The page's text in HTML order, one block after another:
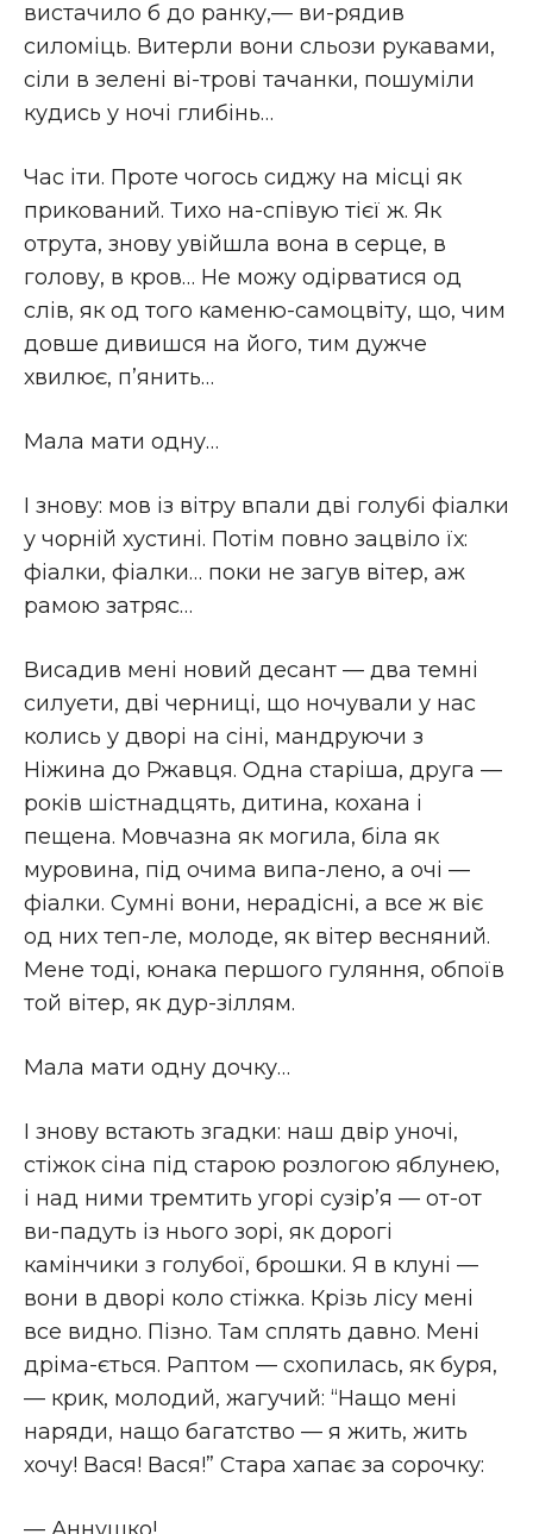
вистачило б до ранку,— ви-рядив
силоміць. Витерли вони сльози рукавами,
сіли в зелені ві-трові тачанки, пошуміли
кудись у ночі глибінь…
Час іти. Проте чогось сиджу на місці як
прикований. Тихо на-співую тієї ж. Як
отрута, знову увійшла вона в серце, в
голову, в кров… Не можу одірватися од
слів, як од того каменю-самоцвіту, що, чим
довше дивишся на його, тим дужче
хвилює, п’янить…
Мала мати одну…
І знову: мов із вітру впали дві голубі фіалки
у чорній хустині. Потім повно зацвіло їх:
фіалки, фіалки… поки не загув вітер, аж
рамою затряс…
Висадив мені новий десант — два темні
силуети, дві черниці, що ночували у нас
колись у дворі на сіні, мандруючи з
Ніжина до Ржавця. Одна старіша, друга —
років шістнадцять, дитина, кохана і
пещена. Мовчазна як могила, біла як
муровина, під очима випа-лено, а очі —
фіалки. Сумні вони, нерадісні, а все ж віє
од них теп-ле, молоде, як вітер весняний.
Мене тоді, юнака першого гуляння, обпоїв
той вітер, як дур-зіллям.
Мала мати одну дочку…
І знову встають згадки: наш двір уночі,
стіжок сіна під старою розлогою яблунею,
і над ними тремтить угорі сузір’я — от-от
ви-падуть із нього зорі, як дорогі
камінчики з голубої, брошки. Я в клуні —
вони в дворі коло стіжка. Крізь лісу мені
все видно. Пізно. Там сплять давно. Мені
дріма-ється. Раптом — схопилась, як буря,
— крик, молодий, жагучий: “Нащо мені
наряди, нащо багатство — я жить, жить
хочу! Вася! Вася!” Стара хапає за сорочку: